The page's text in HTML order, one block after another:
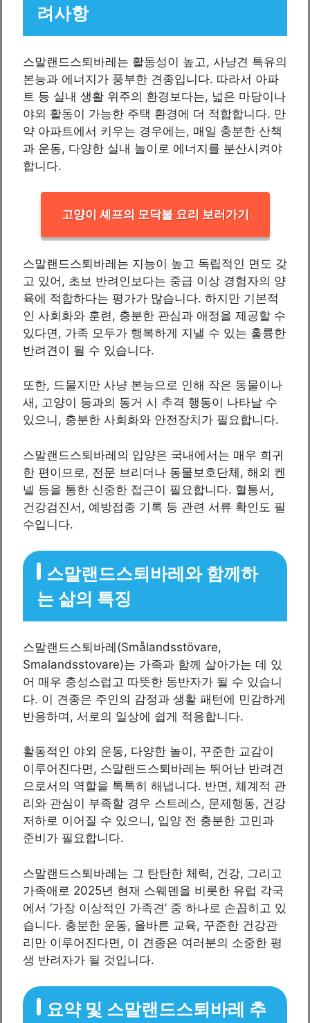
려사항
스말랜드스퇴바레는 활동성이 높고, 사냥견 특유의
본능과 에너지가 풍부한 견종입니다. 따라서 아파
트 등 실내 생활 위주의 환경보다는, 넓은 마당이나
야외 활동이 가능한 주택 환경에 더 적합합니다. 만
약 아파트에서 키우는 경우에는, 매일 충분한 산책
과 운동, 다양한 실내 놀이로 에너지를 분산시켜야
합니다.
고양이 셰프의 모닥불 요리 보러가기
스말랜드스퇴바레는 지능이 높고 독립적인 면도 갖
고 있어, 초보 반려인보다는 중급 이상 경험자의 양
육에 적합하다는 평가가 많습니다. 하지만 기본적
인 사회화와 훈련, 충분한 관심과 애정을 제공할 수
있다면, 가족 모두가 행복하게 지낼 수 있는 훌륭한
반려견이 될 수 있습니다.
또한, 드물지만 사냥 본능으로 인해 작은 동물이나
새, 고양이 등과의 동거 시 추격 행동이 나타날 수
있으니, 충분한 사회화와 안전장치가 필요합니다.
스말랜드스퇴바레의 입양은 국내에서는 매우 희귀
한 편이므로, 전문 브리더나 동물보호단체, 해외 켄
넬 등을 통한 신중한 접근이 필요합니다. 혈통서,
건강검진서, 예방접종 기록 등 관련 서류 확인도 필
수입니다.
스말랜드스퇴바레와 함께하
는 삶의 특징
스말랜드스퇴바레(Smålandsstövare,
Smalandsstovare)는 가족과 함께 살아가는 데 있
어 매우 충성스럽고 따뜻한 동반자가 될 수 있습니
다. 이 견종은 주인의 감정과 생활 패턴에 민감하게
반응하며, 서로의 일상에 쉽게 적응합니다.
활동적인 야외 운동, 다양한 놀이, 꾸준한 교감이
이루어진다면, 스말랜드스퇴바레는 뛰어난 반려견
으로서의 역할을 톡톡히 해냅니다. 반면, 체계적 관
리와 관심이 부족할 경우 스트레스, 문제행동, 건강
저하로 이어질 수 있으니, 입양 전 충분한 고민과
준비가 필요합니다.
스말랜드스퇴바레는 그 탄탄한 체력, 건강, 그리고
가족애로 2025년 현재 스웨덴을 비롯한 유럽 각국
에서 ‘가장 이상적인 가족견’ 중 하나로 손꼽히고 있
습니다. 충분한 운동, 올바른 교육, 꾸준한 건강관
리만 이루어진다면, 이 견종은 여러분의 소중한 평
생 반려자가 될 것입니다.
요약 및 스말랜드스퇴바레 추